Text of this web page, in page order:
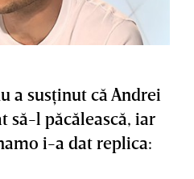
a susţinut că Andrei
să-l păcălească, iar
i-a dat replica: